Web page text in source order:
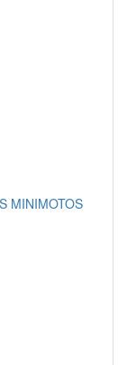
MINIMOTOS